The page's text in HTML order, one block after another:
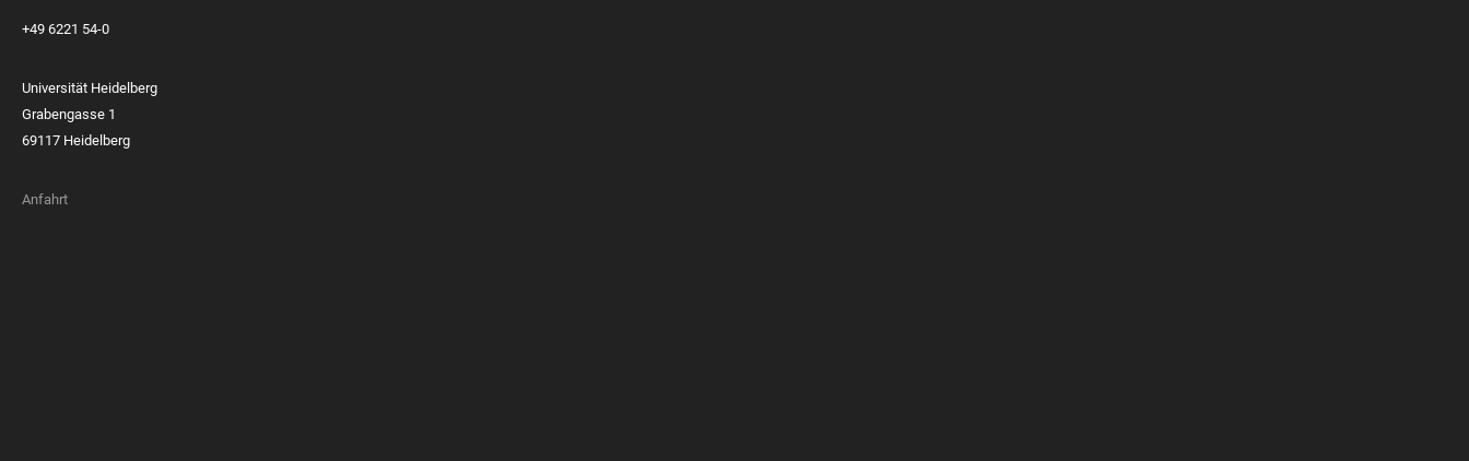
+49 6221 54-0
Universität Heidelberg
Grabengasse 1
69117 Heidelberg
Anfahrt